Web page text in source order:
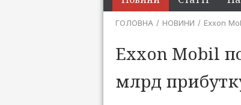
ГОЛОВНА НОВИНИ Exxon
Exxon Mobil
млрд